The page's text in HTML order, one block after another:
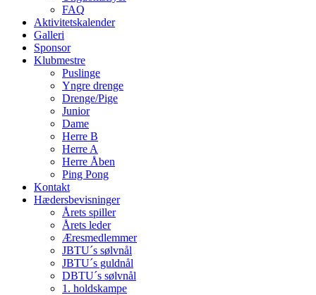
FAQ
Aktivitetskalender
Galleri
Sponsor
Klubmestre
Puslinge
Yngre drenge
Drenge/Pige
Junior
Dame
Herre B
Herre A
Herre Åben
Ping Pong
Kontakt
Hædersbevisninger
Årets spiller
Årets leder
Æresmedlemmer
JBTU´s sølvnål
JBTU´s guldnål
DBTU´s sølvnål
1. holdskampe